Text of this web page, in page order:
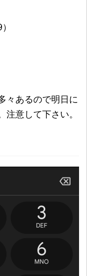
々あるので明日に
意して下さい。